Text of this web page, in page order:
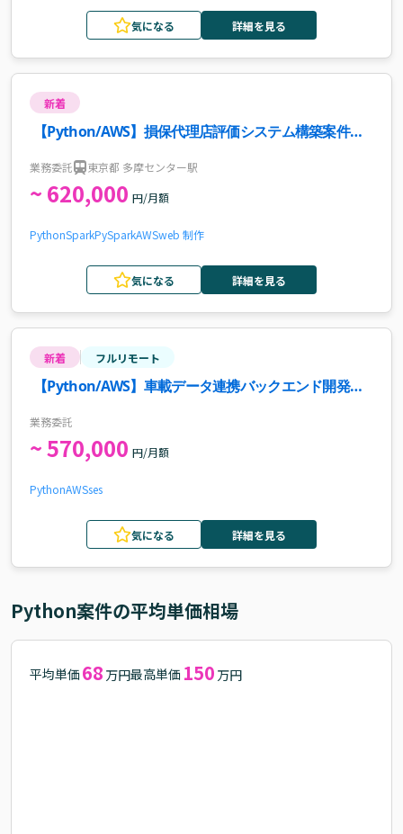
気になる 詳細を見る
新着
【Python/AWS】損保代理店評価システム構築案件・
業務委託 東京都 多摩センター駅
~ 620,000 円/月額
PythonSparkPySparkAWSweb 制作
気になる 詳細を見る
新着 フルリモート
【Python/AWS】車載データ連携バックエンド開発案
業務委託
~ 570,000 円/月額
PythonAWSses
気になる 詳細を見る
Python案件の平均単価相場
平均単価 68 万円最高単価 150 万円